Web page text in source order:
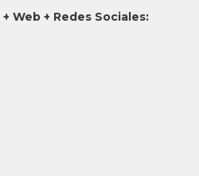
Web + Redes Sociales: